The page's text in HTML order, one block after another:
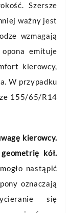
Szersze
ważny jest
wzmagają
emituje
kierowcy,
W przypadku
155/65/R14
kierowcy.
kół.
nastąpić
oznaczają
się